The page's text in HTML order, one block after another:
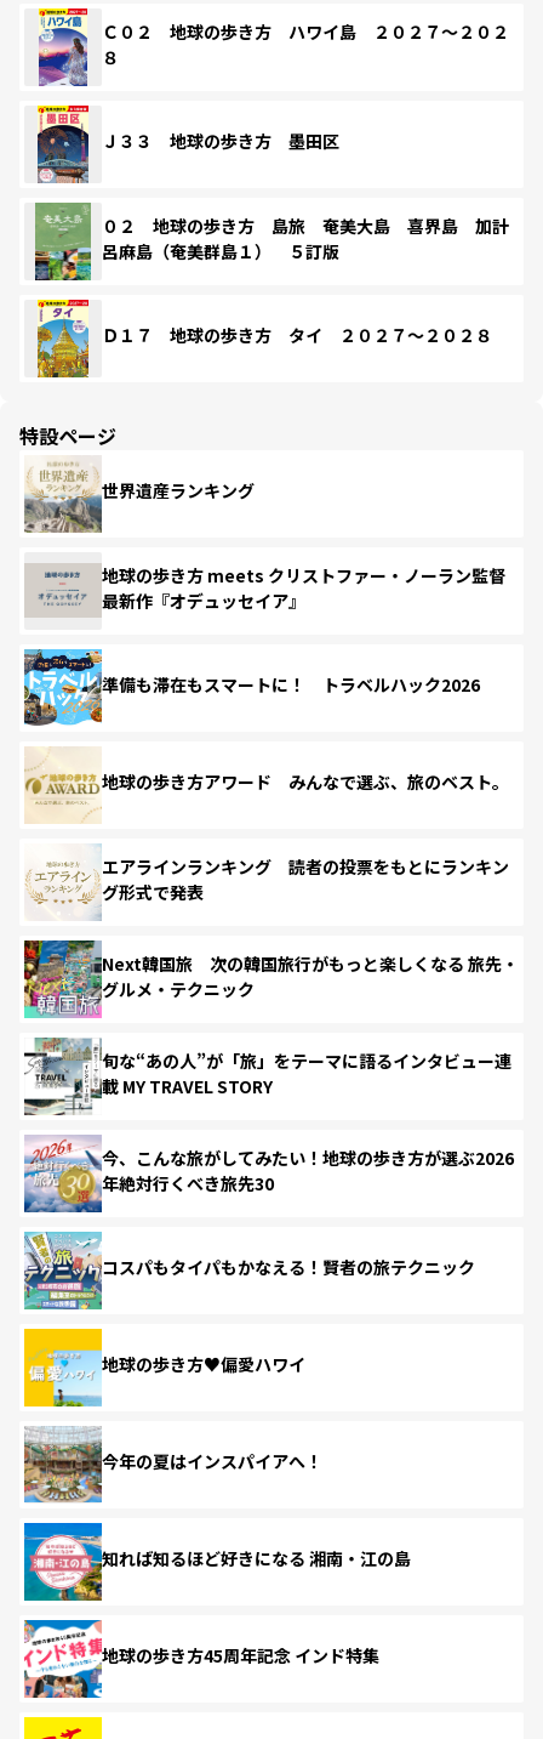
Ｃ０２ 地球の歩き方 ハワイ島 ２０２７～２０２
８
Ｊ３３ 地球の歩き方 墨田区
０２ 地球の歩き方 島旅 奄美大島 喜界島 加計
呂麻島（奄美群島１） ５訂版
Ｄ１７ 地球の歩き方 タイ ２０２７～２０２８
特設ページ
世界遺産ランキング
地球の歩き方 meets クリストファー・ノーラン監督
最新作『オデュッセイア』
準備も滞在もスマートに！ トラベルハック2026
地球の歩き方アワード みんなで選ぶ、旅のベスト。
エアラインランキング 読者の投票をもとにランキン
グ形式で発表
Next韓国旅 次の韓国旅行がもっと楽しくなる 旅先・
グルメ・テクニック
旬な“あの人”が「旅」をテーマに語るインタビュー連
載 MY TRAVEL STORY
今、こんな旅がしてみたい！地球の歩き方が選ぶ2026
年絶対行くべき旅先30
コスパもタイパもかなえる！賢者の旅テクニック
地球の歩き方♥偏愛ハワイ
今年の夏はインスパイアへ！
知れば知るほど好きになる 湘南・江の島
地球の歩き方45周年記念 インド特集